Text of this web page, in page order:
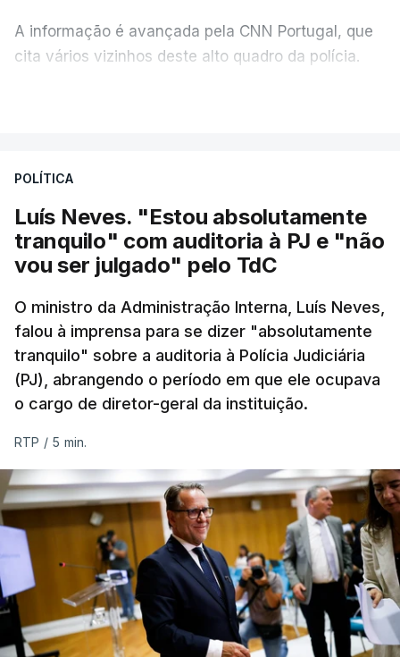
A informação é avançada pela CNN Portugal, que
cita vários vizinhos deste alto quadro da polícia.
apreendido numa operação de droga.
POLÍTICA
Luís Neves. "Estou absolutamente
tranquilo" com auditoria à PJ e "não
vou ser julgado" pelo TdC
O ministro da Administração Interna, Luís Neves,
falou à imprensa para se dizer "absolutamente
tranquilo" sobre a auditoria à Polícia Judiciária
(PJ), abrangendo o período em que ele ocupava
o cargo de diretor-geral da instituição.
RTP / 5 min.